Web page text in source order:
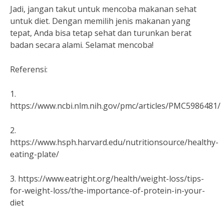
Jadi, jangan takut untuk mencoba makanan sehat
untuk diet. Dengan memilih jenis makanan yang
tepat, Anda bisa tetap sehat dan turunkan berat
badan secara alami. Selamat mencoba!
Referensi:
1.
https://www.ncbi.nlm.nih.gov/pmc/articles/PMC5986481/
2.
https://www.hsph.harvard.edu/nutritionsource/healthy-
eating-plate/
3. https://www.eatright.org/health/weight-loss/tips-
for-weight-loss/the-importance-of-protein-in-your-
diet